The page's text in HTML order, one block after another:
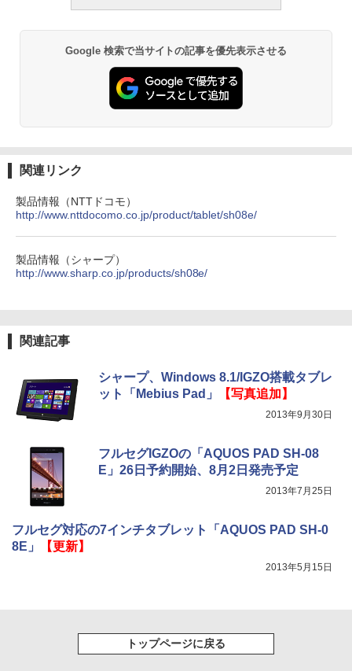
Google 検索で当サイトの記事を優先表示させる
関連リンク
製品情報（NTTドコモ）
http://www.nttdocomo.co.jp/product/tablet/sh08e/
製品情報（シャープ）
http://www.sharp.co.jp/products/sh08e/
関連記事
シャープ、Windows 8.1/IGZO搭載タブレ
ット「Mebius Pad」
【写真追加】
2013年9月30日
フルセグIGZOの「AQUOS PAD SH-08
E」26日予約開始、8月2日発売予定
2013年7月25日
フルセグ対応の7インチタブレット「AQUOS PAD SH-0
8E」
【更新】
2013年5月15日
トップページに戻る